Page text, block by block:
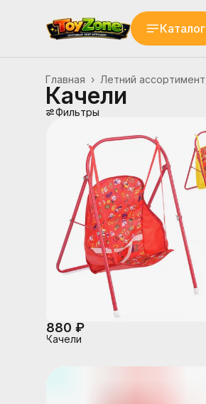
Каталог
Летний ассортимент
Главная ›
Качели
Фильтры
880 ₽
Качели